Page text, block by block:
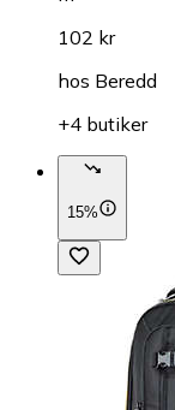
102 kr
hos Beredd
+4 butiker
15%